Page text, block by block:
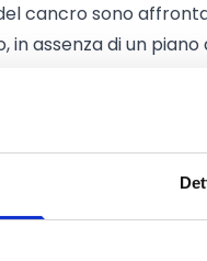
cancro sono
assenza di un piano
affrontano i tre tipi di
la stessa
e alla diagnosi
per aiutare a